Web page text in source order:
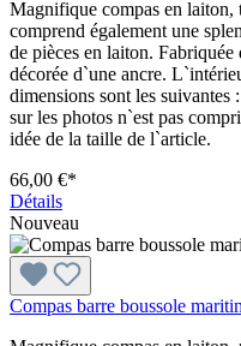
Magnifique compas en
comprend également une
de pièces en laiton.
décorée d`une ancre.
dimensions sont les
sur les photos n`est pas
idée de la taille de l`article.
66,00 €*
Détails
Nouveau
Compas barre boussole